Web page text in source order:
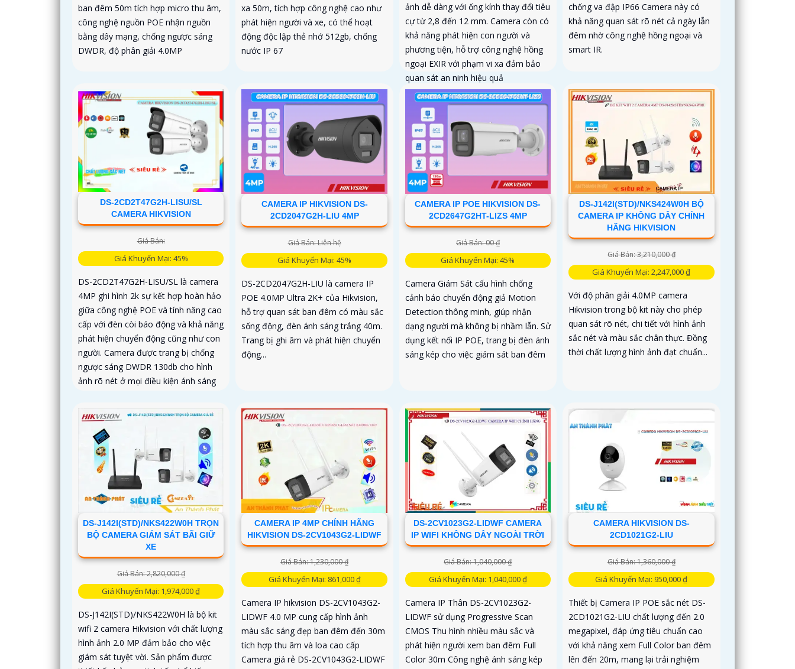
ban đêm 50m tích hợp micro thu âm,
công nghệ nguồn POE nhận nguồn
bằng dây mạng, chống ngược sáng
DWDR, độ phân giải 4.0MP
xa 50m, tích hợp công nghệ cao như
phát hiện người và xe, có thể hoạt
động độc lập thẻ nhớ 512gb, chống
nước IP 67
ảnh dễ dàng với ống kính thay đổi tiêu
cự từ 2,8 đến 12 mm. Camera còn có
khả năng phát hiện con người và
phương tiện, hỗ trợ công nghệ hồng
ngoại EXIR với phạm vi xa đảm bảo
quan sát an ninh hiệu quả
chống va đập IP66 Camera này có
khả năng quan sát rõ nét cả ngày lẫn
đêm nhờ công nghệ hồng ngoại và
smart IR.
DS-2CD2T47G2H-LISU/SL
CAMERA HIKVISION
Giá Bán:
Giá Khuyến Mại: 45%
DS-2CD2T47G2H-LISU/SL là camera
4MP ghi hình 2k sự kết hợp hoàn hảo
giữa công nghệ POE và tính năng cao
cấp với đèn còi báo động và khả năng
phát hiện chuyển động cũng như con
người. Camera được trang bị chống
ngược sáng DWDR 130db cho hình
ảnh rõ nét ở mọi điều kiện ánh sáng
CAMERA IP HIKVISION DS-
2CD2047G2H-LIU 4MP
Giá Bán: Liên hệ
Giá Khuyến Mại: 45%
DS-2CD2047G2H-LIU là camera IP
POE 4.0MP Ultra 2K+ của Hikvision,
hỗ trợ quan sát ban đêm có màu sắc
sống động, đèn ánh sáng trắng 40m.
Trang bị ghi âm và phát hiện chuyển
động...
CAMERA IP POE HIKVISION DS-
2CD2647G2HT-LIZS 4MP
Giá Bán: 00 ₫
Giá Khuyến Mại: 45%
Camera Giám Sát cấu hình chống
cảnh báo chuyển động giả Motion
Detection thông minh, giúp nhận
dạng người mà không bị nhầm lẫn. Sử
dụng kết nối IP POE, trang bị đèn ánh
sáng kép cho việc giám sát ban đêm
DS-J142I(STD)/NKS424W0H BỘ
CAMERA IP KHÔNG DÂY CHÍNH
HÃNG HIKVISION
Giá Bán: 3,210,000 ₫
Giá Khuyến Mại: 2,247,000 ₫
Với độ phân giải 4.0MP camera
Hikvision trong bộ kit này cho phép
quan sát rõ nét, chi tiết với hình ảnh
sắc nét và màu sắc chân thực. Đồng
thời chất lượng hình ảnh đạt chuẩn...
DS-J142I(STD)/NKS422W0H TRỌN
BỘ CAMERA GIÁM SÁT BÃI GIỮ
XE
Giá Bán: 2,820,000 ₫
Giá Khuyến Mại: 1,974,000 ₫
DS-J142I(STD)/NKS422W0H là bộ kit
wifi 2 camera Hikvision với chất lượng
hình ảnh 2.0 MP đảm bảo cho việc
giám sát tuyệt vời. Sản phẩm được
CAMERA IP 4MP CHÍNH HÃNG
HIKVISION DS-2CV1043G2-LIDWF
Giá Bán: 1,230,000 ₫
Giá Khuyến Mại: 861,000 ₫
Camera IP hikvision DS-2CV1043G2-
LIDWF 4.0 MP cung cấp hình ảnh
màu sắc sáng đẹp ban đêm đến 30m
tích hợp thu âm và loa cao cấp
Camera giá rẻ DS-2CV1043G2-LIDWF
DS-2CV1023G2-LIDWF CAMERA
IP WIFI KHÔNG DÂY NGOÀI TRỜI
Giá Bán: 1,040,000 ₫
Giá Khuyến Mại: 1,040,000 ₫
Camera IP Thân DS-2CV1023G2-
LIDWF sử dụng Progressive Scan
CMOS Thu hình nhiều màu sắc và
phát hiện người xem ban đêm Full
Color 30m Công nghệ ánh sáng kép
CAMERA HIKVISION DS-
2CD1021G2-LIU
Giá Bán: 1,360,000 ₫
Giá Khuyến Mại: 950,000 ₫
Thiết bị Camera IP POE sắc nét DS-
2CD1021G2-LIU chất lượng đến 2.0
megapixel, đáp ứng tiêu chuẩn cao
với khả năng xem Full Color ban đêm
lên đến 20m, mang lại trải nghiệm